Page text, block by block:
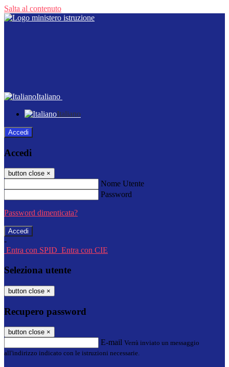
Salta al contenuto
Italiano
Italiano
Accedi
Accedi
button close ×
Nome Utente
Password
Password dimenticata?
-
Entra con SPID Entra con CIE
Seleziona utente
button close ×
Recupero password
button close ×
E-mail Verrà inviato un messaggio
all'indirizzo indicato con le istruzioni necessarie.